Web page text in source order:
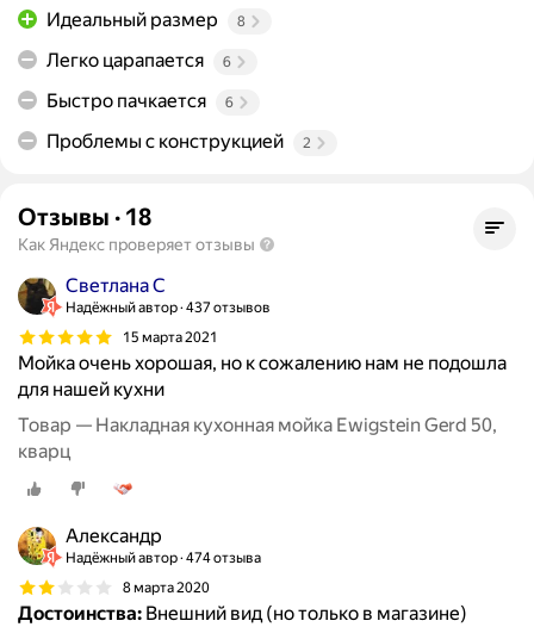
Идеальный размер 8
Легко царапается 6
Быстро пачкается 6
Проблемы с конструкцией 2
Отзывы · 18
Как Яндекс проверяет отзывы
Светлана С
Надёжный автор 437 отзывов
15 марта 2021
Мойка очень хорошая, но к сожалению нам не подошла
для нашей кухни
Товар — Накладная кухонная мойка Ewigstein Gerd 50,
кварц
Александр
Надёжный автор 474 отзыва
8 марта 2020
Достоинства: Внешний вид (но только в магазине)